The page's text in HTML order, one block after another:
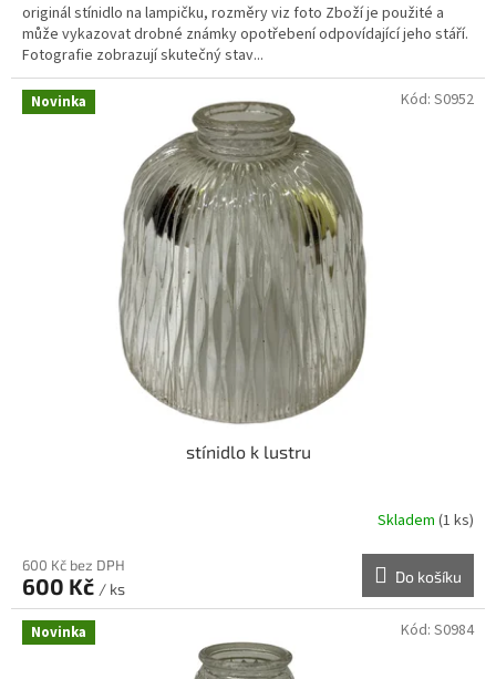
originál stínidlo na lampičku, rozměry viz foto Zboží je použité a
může vykazovat drobné známky opotřebení odpovídající jeho stáří.
Fotografie zobrazují skutečný stav...
Novinka
stínidlo k lustru
Skladem (1 ks)
600 Kč bez DPH
600 Kč / ks
Do košíku
Kód: S0952
Novinka Kód: S0984